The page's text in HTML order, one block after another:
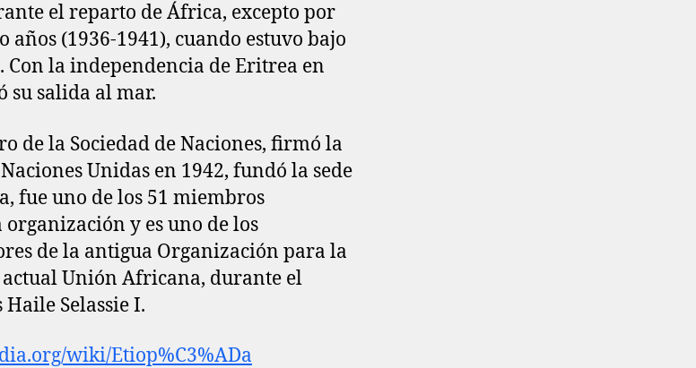
el reparto de África, excepto por
años (1936-1941), cuando estuvo bajo
la independencia de Eritrea en
su salida al mar.
de la Sociedad de Naciones, firmó la
Unidas en 1942, fundó la sede
fue uno de los 51 miembros
y es uno de los
de la antigua Organización para la
Unión Africana, durante el
Selassie I.
wiki/Etiop%C3%ADa